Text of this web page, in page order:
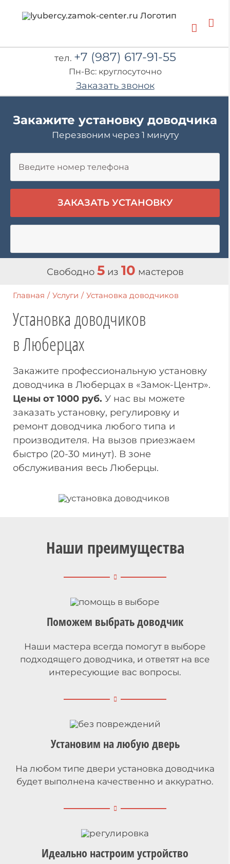
тел. +7 (987) 617-91-55
Пн-Вс: круглосуточно
Заказать звонок
Закажите установку доводчика
Перезвоним через 1 минуту
Свободно 5из 10 мастеров
Главная / Услуги / Установка доводчиков
Установка доводчиков
в Люберцах
Закажите профессиональную установку
доводчика в Люберцах в «Замок-Центр».
Цены от 1000 руб. У нас вы можете
заказать установку, регулировку и
ремонт доводчика любого типа и
производителя. На вызов приезжаем
быстро (20-30 минут). В зоне
обслуживания весь Люберцы.
Наши преимущества
Поможем выбрать доводчик
Наши мастера всегда помогут в выборе
подходящего доводчика, и ответят на все
интересующие вас вопросы.
Установим на любую дверь
На любом типе двери установка доводчика
будет выполнена качественно и аккуратно.
Идеально настроим устройство